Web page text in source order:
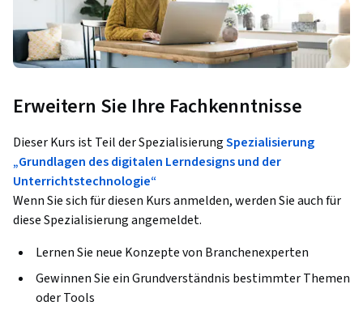
Erweitern Sie Ihre Fachkenntnisse
Dieser Kurs ist Teil der SpezialisierungSpezialisierung
„Grundlagen des digitalen Lerndesigns und der
Unterrichtstechnologie“
Wenn Sie sich für diesen Kurs anmelden, werden Sie auch für
diese Spezialisierung angemeldet.
Lernen Sie neue Konzepte von Branchenexperten
Gewinnen Sie ein Grundverständnis bestimmter Themen
oder Tools